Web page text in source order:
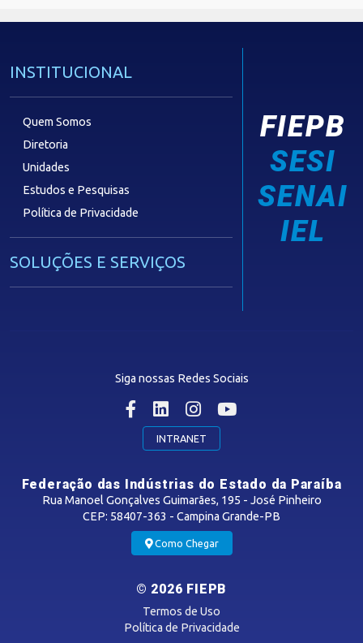
INSTITUCIONAL
Quem Somos
Diretoria
Unidades
Estudos e Pesquisas
Política de Privacidade
SOLUÇÕES E SERVIÇOS
CONTRIBUIÇÃO SINDICAL
FIEPB
SESI
SENAI
IEL
Siga nossas Redes Sociais
INTRANET
Federação das Indústrias do Estado da Paraíba
Rua Manoel Gonçalves Guimarães, 195 - José Pinheiro
CEP: 58407-363 - Campina Grande-PB
Como Chegar
© 2026 FIEPB
Termos de Uso
Política de Privacidade